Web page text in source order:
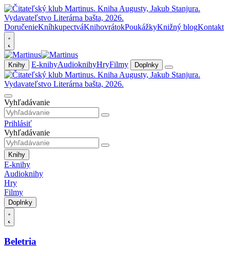
DoručenieKníhkupectváKnihovrátokPoukážkyKnižný blogKontakt
Knihy E-knihyAudioknihyHryFilmy Doplnky
Vyhľadávanie
Prihlásiť
Vyhľadávanie
Knihy
E-knihy
Audioknihy
Hry
Filmy
Doplnky
Beletria